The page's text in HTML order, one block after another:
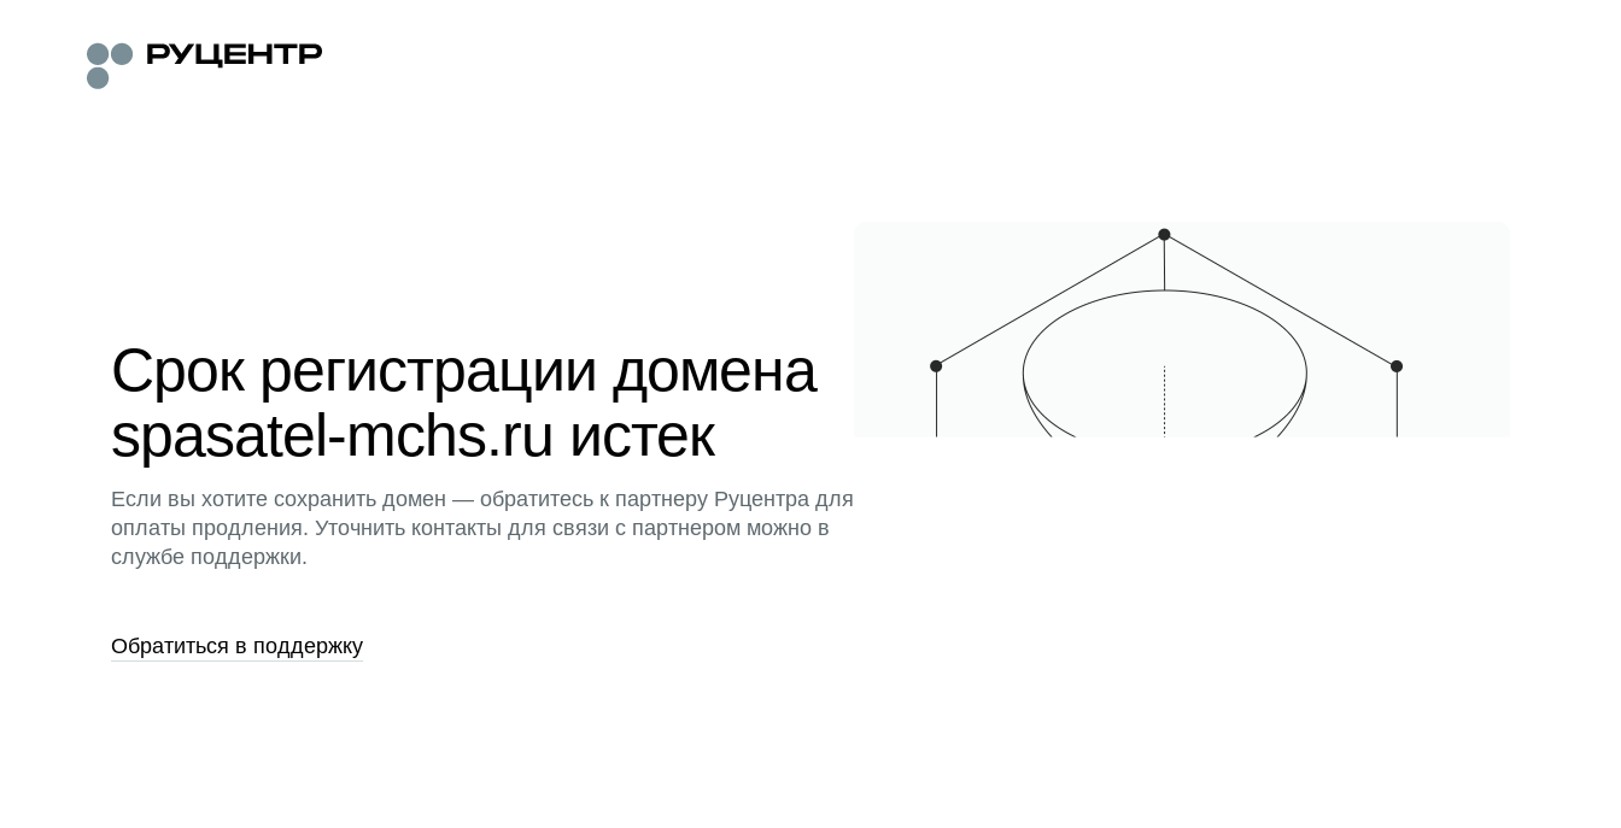
Срок регистрации домена
spasatel-mchs.ru истек
Если вы хотите сохранить домен — обратитесь к партнеру Руцентра для
оплаты продления. Уточнить контакты для связи с партнером можно в
службе поддержки.
Обратиться в поддержку